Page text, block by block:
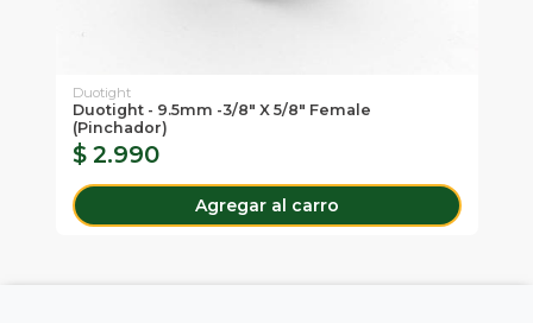
Duotight
Duotight - 9.5mm -3/8" X 5/8" Female
(Pinchador)
$ 2.990
Agregar al carro